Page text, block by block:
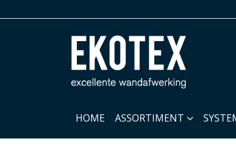
HOME ASSORTIMENT